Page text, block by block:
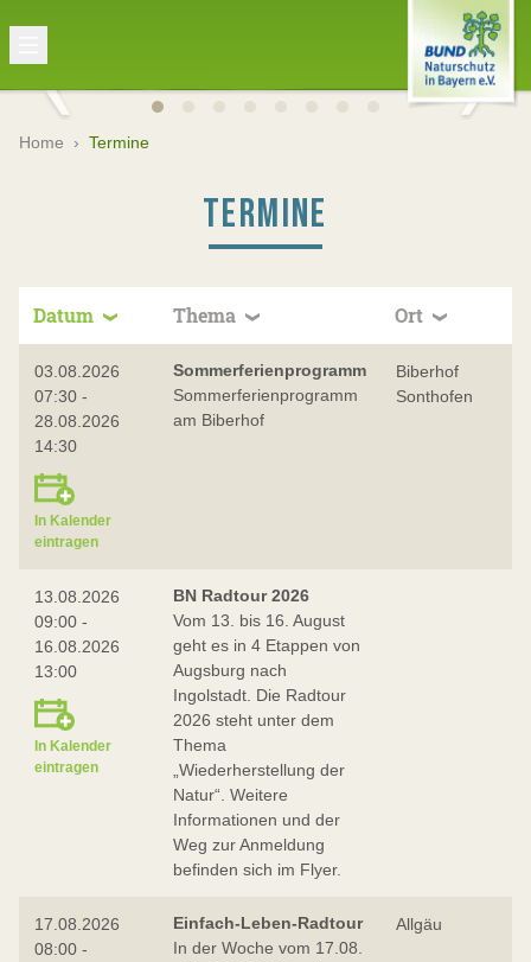
Home › Termine
TERMINE
Datum Thema Ort
03.08.2026
07:30 -
28.08.2026
14:30
In Kalender
eintragen
Sommerferienprogramm
Sommerferienprogramm
am Biberhof
Biberhof
Sonthofen
13.08.2026
09:00 -
16.08.2026
13:00
In Kalender
eintragen
BN Radtour 2026
Vom 13. bis 16. August
geht es in 4 Etappen von
Augsburg nach
Ingolstadt. Die Radtour
2026 steht unter dem
Thema
„Wiederherstellung der
Natur“. Weitere
Informationen und der
Weg zur Anmeldung
befinden sich im Flyer.
17.08.2026
08:00 -
Einfach-Leben-Radtour
In der Woche vom 17.08.
Allgäu